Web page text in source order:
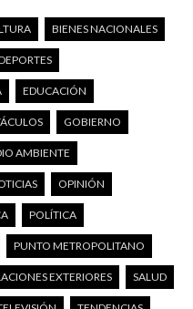
BIENES NACIONALES
EDUCACIÓN
GOBIERNO
AMBIENTE
OPINIÓN
POLÍTICA
PUNTO METROPOLITANO
EXTERIORES SALUD